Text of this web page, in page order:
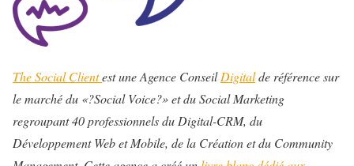
The Social Clientest une Agence ConseilDigitalde référence sur
le marché du «?Social Voice?» et du Social Marketing
regroupant 40 professionnels du Digital-CRM, du
Développement Web et Mobile, de la Création et du Community